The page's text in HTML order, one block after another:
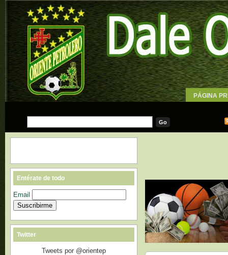
PÁGINA
Entérate de todo
Email
Twitter
Tweets por @orientep